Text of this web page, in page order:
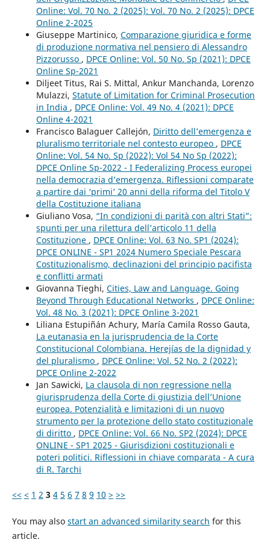
Online: Vol. 70 No. 2 (2025): Vol. 70 No. 2 (2025): DPCE
Online 2-2025
Giuseppe Martinico, Comparazione giuridica e forme
di produzione normativa nel pensiero di Alessandro
Pizzorusso , DPCE Online: Vol. 50 No. Sp (2021): DPCE
Online Sp-2021
Diljeet Titus, Rai S. Mittal, Ankur Manchanda, Lorenzo
Mulazzi, Statute of Limitation for Criminal Prosecution
in India , DPCE Online: Vol. 49 No. 4 (2021): DPCE
Online 4-2021
Francisco Balaguer Callejón, Diritto dell’emergenza e
pluralismo territoriale nel contesto europeo , DPCE
Online: Vol. 54 No. Sp (2022): Vol 54 No Sp (2022):
DPCE Online Sp-2022 - I Federalizing Process europei
nella democrazia d’emergenza. Riflessioni comparate
a partire dai ‘primi’ 20 anni della riforma del Titolo V
della Costituzione italiana
Giuliano Vosa, “In condizioni di parità con altri Stati”:
spunti per una rilettura dell’articolo 11 della
Costituzione , DPCE Online: Vol. 63 No. SP1 (2024):
DPCE ONLINE - SP1 2024 Numero Speciale Pescara
Costituzionalismo, declinazioni del principio pacifista
e conflitti armati
Giovanna Tieghi, Cities, Law and Language. Going
Beyond Through Educational Networks , DPCE Online:
Vol. 48 No. 3 (2021): DPCE Online 3-2021
Liliana Estupiñán Achury, María Camila Rosso Gauta,
La eutanasia en la jurisprudencia de la Corte
Constitucional Colombiana. Herejías de la dignidad y
del pluralismo , DPCE Online: Vol. 52 No. 2 (2022):
DPCE Online 2-2022
Jan Sawicki, La clausola di non regressione nella
giurisprudenza della Corte di giustizia dell’Unione
europea. Potenzialità e limitazioni di un nuovo
strumento per la protezione dello stato costituzionale
di diritto , DPCE Online: Vol. 66 No. SP2 (2024): DPCE
ONLINE - SP1 2025 - Giurisdizioni costituzionali e
poteri politici. Riflessioni in chiave comparata - A cura
di R. Tarchi
<< < 1 2 3 4 5 6 7 8 9 10 > >>
You may also start an advanced similarity search for this
article.